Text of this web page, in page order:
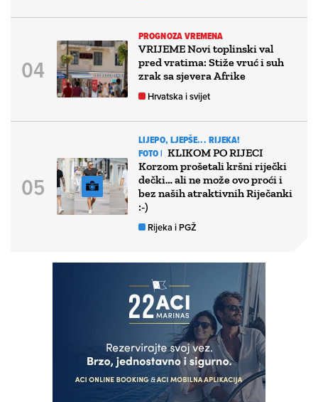
PROGNOZA VREMENA
VRIJEME Novi toplinski val
pred vratima: Stiže vruć i suh
zrak sa sjevera Afrike
Hrvatska i svijet
LIJEPO, LJEPŠE... RIJEKA!
FOTO | KLIKOM PO RIJECI
Korzom prošetali kršni riječki
dečki… ali ne može ovo proći i
bez naših atraktivnih Riječanki
:-)
Rijeka i PGŽ